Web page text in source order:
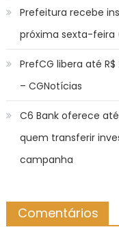
Prefeitura recebe
próxima sexta-feira
PrefCG libera até
– CGNotícias
C6 Bank oferece
quem transferir
campanha
Comentários